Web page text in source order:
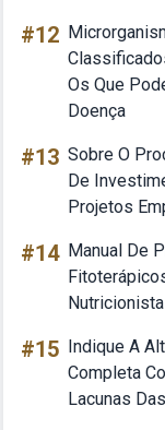
#12
Os Que
Doença
#13 Sobre O
De
Projetos
#14 Manual De
#15 Indique A
Completa
Lacunas